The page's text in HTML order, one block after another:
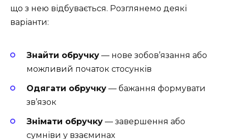
що з нею відбувається. Розглянемо деякі
варіанти:
Знайти обручку — нове зобов’язання або
можливий початок стосунків
Одягати обручку — бажання формувати
зв’язок
Знімати обручку — завершення або
сумніви у взаєминах